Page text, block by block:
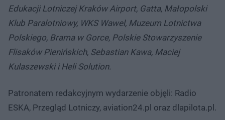
Edukacji Lotniczej Kraków Airport, Gatta, Małopolski
Klub Paralotniowy, WKS Wawel, Muzeum Lotnictwa
Polskiego, Brama w Gorce, Polskie Stowarzyszenie
Flisaków Pienińskich, Sebastian Kawa, Maciej
Kulaszewski i Heli Solution.
Patronatem redakcyjnym wydarzenie objęli: Radio
ESKA, Przegląd Lotniczy, aviation24.pl oraz dlapilota.pl.